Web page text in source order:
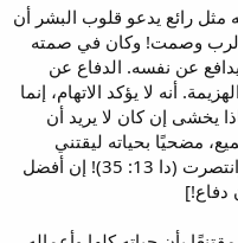
رائع يدعو قلوب البشر أن
الرب وصمت! وكان في صمته
عن نفسه. الدفاع عن
أنه لا يؤكد الاتهام، إنما
يخشى إن كان لا يريد أن
مضحيًا بحياته ليقتني
خلاصهم. لقد صمتت سوسنة وانتصرت (دا 13: 35)! إن أفضل
دفاع!]